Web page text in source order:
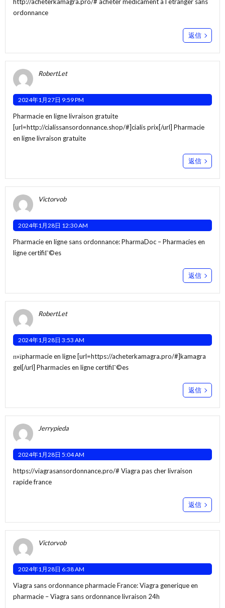
ordonnance
返信
RobertLet
2024年1月27日 9:59 PM
Pharmacie en ligne livraison gratuite
[url=http://cialissansordonnance.shop/#]cialis prix[/url] Pharmacie
en ligne livraison gratuite
返信
Victorvob
2024年1月28日 12:30 AM
Pharmacie en ligne sans ordonnance:PharmaDoc – Pharmacies en
ligne certifiГ©es
返信
RobertLet
2024年1月28日 3:53 AM
п»їpharmacie en ligne [url=https://acheterkamagra.pro/#]kamagra
gel[/url] Pharmacies en ligne certifiГ©es
返信
Jerrypieda
2024年1月28日 5:04 AM
https://viagrasansordonnance.pro/# Viagra pas cher livraison
rapide france
返信
Victorvob
2024年1月28日 6:38 AM
Viagra sans ordonnance pharmacie France:Viagra generique en
pharmacie – Viagra sans ordonnance livraison 24h